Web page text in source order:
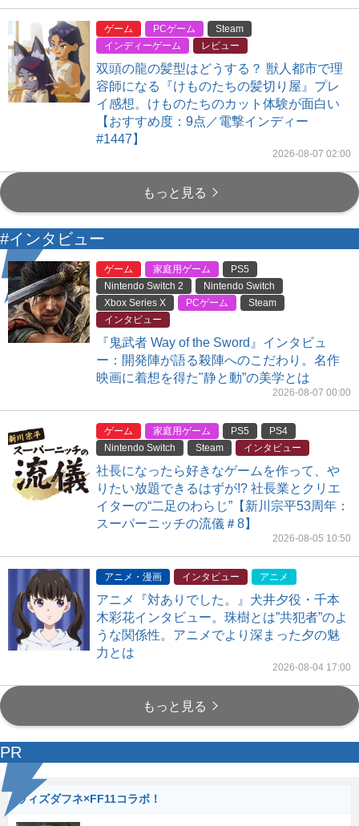
ゲーム PCゲーム
Steam
インディーゲーム
レビュー
双頭の龍の髪型はどうする？ 獣人都市で理
容師になる『けものたちの髪切り屋』プレ
イ感想。けものたちのカット体験が面白い
【おすすめ度：9点／電撃インディー
#1447】
2026-08-07 02:00
もっと見る
#インタビュー
ゲーム 家庭用ゲーム
PS5
Nintendo Switch 2
Nintendo Switch
Xbox Series X
PCゲーム
Steam
インタビュー
『鬼武者 Way of the Sword』インタビュ
ー：開発陣が語る殺陣へのこだわり。名作
映画に着想を得た"静と動”の美学とは
2026-08-07 00:00
ゲーム 家庭用ゲーム PS5
PS4
Nintendo Switch
Steam インタビュー
社長になったら好きなゲームを作って、や
りたい放題できるはずが!? 社長業とクリエ
イターの“二足のわらじ”【新川宗平53周年：
スーパーニッチの流儀＃8】
2026-08-05 10:50
アニメ・漫画 インタビュー アニメ
アニメ『対ありでした。』犬井夕役・千本
木彩花インタビュー。珠樹とは”共犯者”のよ
うな関係性。アニメでより深まった夕の魅
力とは
2026-08-04 17:00
もっと見る
PR
ウィズダフネ×FF11コラボ！